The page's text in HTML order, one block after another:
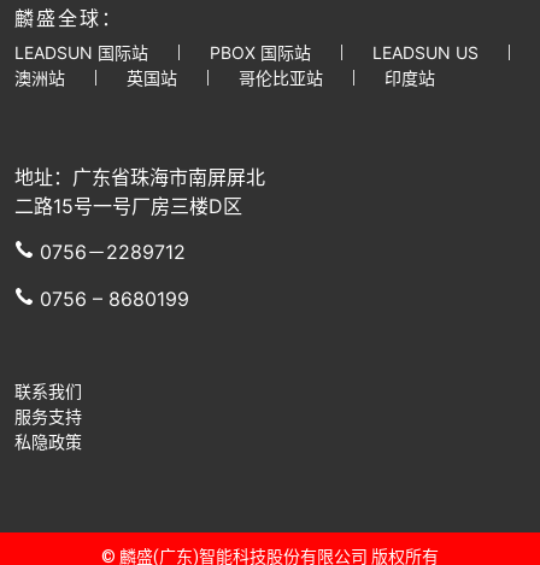
麟盛全球：
LEADSUN 国际站 PBOX 国际站
LEADSUN US
澳洲站
英国站 哥伦比亚站 印度站
地址：广东省珠海市南屏屏北
二路15号一号厂房三楼D区
0756－2289712
0756 – 8680199
联系我们
服务支持
私隐政策
© 麟盛(广东)智能科技股份有限公司 版权所有